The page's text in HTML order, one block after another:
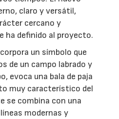
claro y versátil,
cercano y
ha definido al proyecto.
un símbolo que
de un campo labrado y
evoca una bala de paja
muy característico del
se combina con una
modernas y